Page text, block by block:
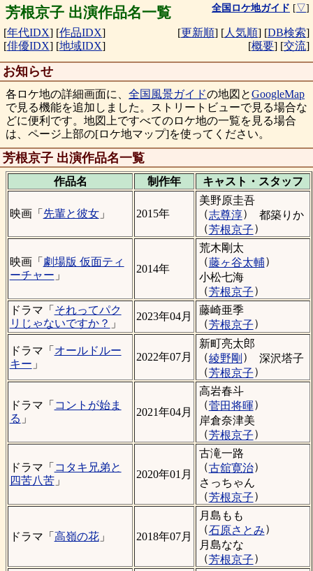
芳根京子 出演作品名一覧 全国ロケ地ガイド [▽]
[年代IDX] [作品IDX]
[俳優IDX] [地域IDX]
[更新順] [人気順] [DB検索]
[概要] [交流]
お知らせ
各ロケ地の詳細画面に、 全国風景ガイドの地図とGoogleMap
で見る機能を追加しました。ストリートビューで見る場合な
どに便利です。地図上ですべてのロケ地の一覧を見る場合
は、ページ上部の[ロケ地マップ]を使ってください。
芳根京子 出演作品名一覧
作品名 制作年 キャスト・ スタッフ
映画「 先輩と彼女」 2015年
美野原圭吾
（志尊淳）
都築りか
（芳根京子）
映画「 劇場版 仮面ティ
ーチャー 」
2014年
荒木剛太
（藤ヶ谷太輔）
小松七海
（芳根京子）
ドラマ「 それってパク
リじゃないですか？ 」
2023年04月
藤崎亜季
（芳根京子）
ドラマ「 オールドルー
キー 」
2022年07月
新町亮太郎
（綾野剛 ）
深沢塔子
（芳根京子）
ドラマ「 コントが始ま
る 」
2021年04月
高岩春斗
（菅田将暉）
岸倉奈津美
（芳根京子）
ドラマ「 コタキ兄弟と
四苦八苦」
2020年01月
古滝一路
（古舘寛治）
さっちゃん
（芳根京子）
ドラマ「 高嶺の花」 2018年07月
月島もも
（石原さとみ）
月島なな
（芳根京子）